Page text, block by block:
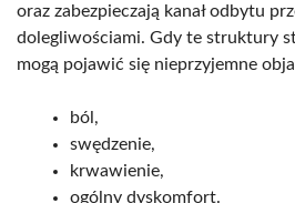
oraz zabezpieczają kanał odbytu
dolegliwościami. Gdy te struktury
mogą pojawić się nieprzyjemne
ból,
swędzenie,
krwawienie,
ogólny dyskomfort.